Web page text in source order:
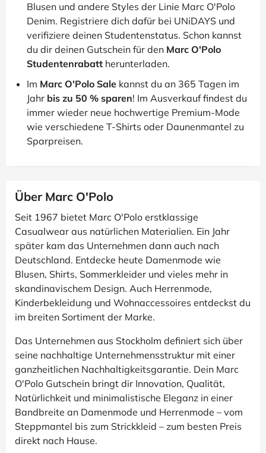
Blusen und andere Styles der Linie Marc O'Polo
Denim. Registriere dich dafür bei UNiDAYS und
verifiziere deinen Studentenstatus. Schon kannst
du dir deinen Gutschein für den Marc O'Polo
Studentenrabatt herunterladen.
Im Marc O'Polo Sale kannst du an 365 Tagen im
Jahr bis zu 50 % sparen! Im Ausverkauf findest du
immer wieder neue hochwertige Premium-Mode
wie verschiedene T-Shirts oder Daunenmantel zu
Sparpreisen.
Über Marc O'Polo
Seit 1967 bietet Marc O'Polo erstklassige
Casualwear aus natürlichen Materialien. Ein Jahr
später kam das Unternehmen dann auch nach
Deutschland. Entdecke heute Damenmode wie
Blusen, Shirts, Sommerkleider und vieles mehr in
skandinavischem Design. Auch Herrenmode,
Kinderbekleidung und Wohnaccessoires entdeckst du
im breiten Sortiment der Marke.
Das Unternehmen aus Stockholm definiert sich über
seine nachhaltige Unternehmensstruktur mit einer
ganzheitlichen Nachhaltigkeitsgarantie. Dein Marc
O'Polo Gutschein bringt dir Innovation, Qualität,
Natürlichkeit und minimalistische Eleganz in einer
Bandbreite an Damenmode und Herrenmode – vom
Steppmantel bis zum Strickkleid – zum besten Preis
direkt nach Hause.